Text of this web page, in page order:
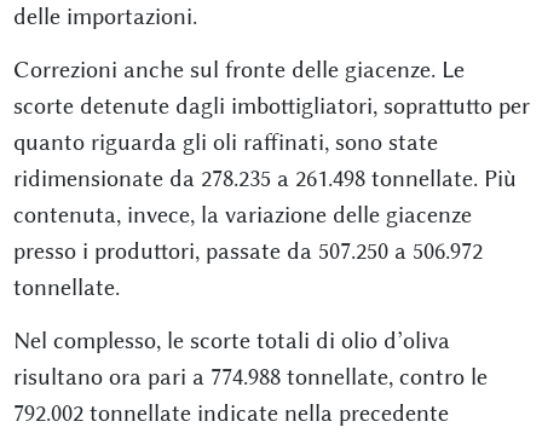
delle importazioni.
Correzioni anche sul fronte delle giacenze. Le
scorte detenute dagli imbottigliatori, soprattutto per
quanto riguarda gli oli raffinati, sono state
ridimensionate da 278.235 a 261.498 tonnellate. Più
contenuta, invece, la variazione delle giacenze
presso i produttori, passate da 507.250 a 506.972
tonnellate.
Nel complesso, le scorte totali di olio d’oliva
risultano ora pari a 774.988 tonnellate, contro le
792.002 tonnellate indicate nella precedente